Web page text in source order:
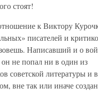
стоят!
к Виктору
писателей и
Написавший и о
он не попал ни в один из
советской литературы и
вне так или иначе